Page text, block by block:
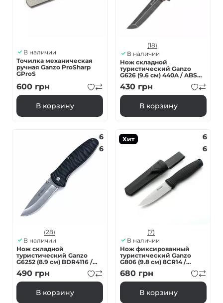
В наличии
Точилка механическая
ручная Ganzo ProSharp
GProS
600 грн
В корзину
(18)
В наличии
Нож складной
туристический Ganzo
G626 (9.6 см) 440A / ABS
красный
430 грн
В корзину
6
6
(28)
В наличии
Нож складной
туристический Ganzo
G6252 (8.9 см) BDR4116 /
fiberglass черный
490 грн
В корзину
Хит
6
6
(7)
В наличии
Нож фиксированный
туристический Ganzo
G806 (9.8 см) 8CR14 /
PP+TPR черный с чехлом
680 грн
В корзину